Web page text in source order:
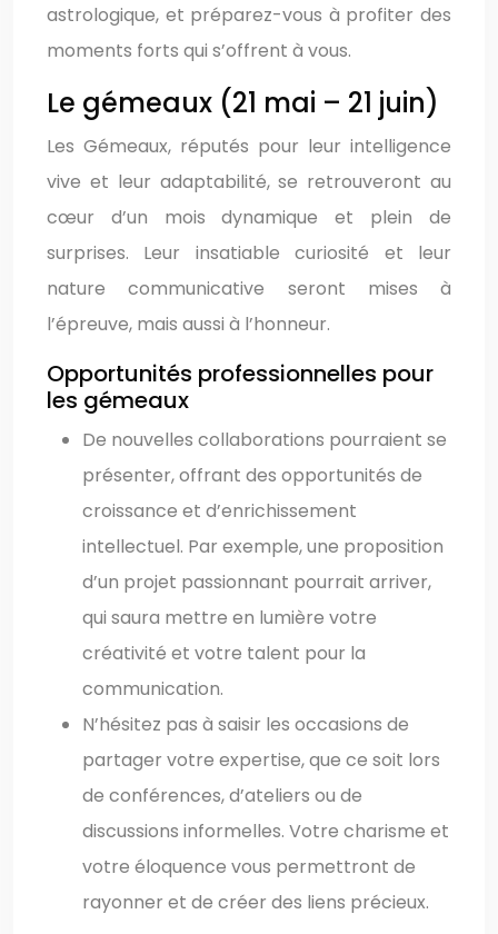
astrologique, et préparez-vous à profiter des
moments forts qui s’offrent à vous.
Le gémeaux (21 mai – 21 juin)
Les Gémeaux, réputés pour leur intelligence
vive et leur adaptabilité, se retrouveront au
cœur d’un mois dynamique et plein de
surprises. Leur insatiable curiosité et leur
nature communicative seront mises à
l’épreuve, mais aussi à l’honneur.
Opportunités professionnelles pour
les gémeaux
De nouvelles collaborations pourraient se
présenter, offrant des opportunités de
croissance et d’enrichissement
intellectuel. Par exemple, une proposition
d’un projet passionnant pourrait arriver,
qui saura mettre en lumière votre
créativité et votre talent pour la
communication.
N’hésitez pas à saisir les occasions de
partager votre expertise, que ce soit lors
de conférences, d’ateliers ou de
discussions informelles. Votre charisme et
votre éloquence vous permettront de
rayonner et de créer des liens précieux.